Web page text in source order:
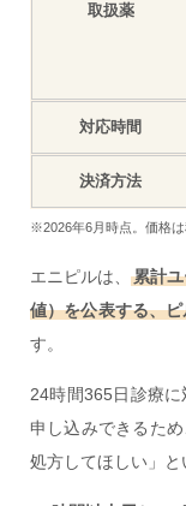
取扱薬
対応時間
決済方法
※2026年6月時点。価格
エニピルは、
累計
値）を公表する、
す。
24時間365日診療
申し込みできるた
処方してほしい」と